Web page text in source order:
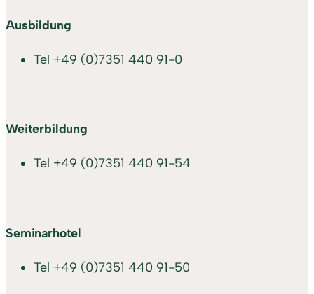
Ausbildung
Tel +49 (0)7351 440 91-0
Weiterbildung
Tel +49 (0)7351 440 91-54
Seminarhotel
Tel +49 (0)7351 440 91-50